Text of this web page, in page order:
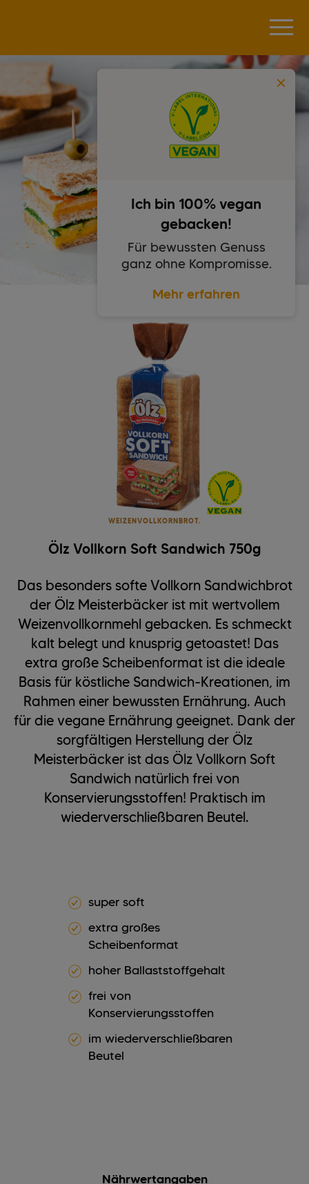
WEIZENVOLLKORNBROT.
Ölz Vollkorn Soft Sandwich 750g
Das besonders softe Vollkorn Sandwichbrot
der Ölz Meisterbäcker ist mit wertvollem
Weizenvollkornmehl gebacken. Es schmeckt
kalt belegt und knusprig getoastet! Das
extra große Scheibenformat ist die ideale
Basis für köstliche Sandwich-Kreationen, im
Rahmen einer bewussten Ernährung. Auch
für die vegane Ernährung geeignet. Dank der
sorgfältigen Herstellung der Ölz
Meisterbäcker ist das Ölz Vollkorn Soft
Sandwich natürlich frei von
Konservierungsstoffen! Praktisch im
wiederverschließbaren Beutel.
super soft
extra großes
Scheibenformat
hoher Ballaststoffgehalt
frei von
Konservierungsstoffen
im wiederverschließbaren
Beutel
Nährwertangaben
Ich bin 100% vegan
gebacken!
Für bewussten Genuss
ganz ohne Kompromisse.
Mehr erfahren